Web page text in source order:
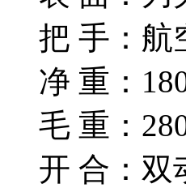
把 手：航
净 重：
毛 重：
开 合：双